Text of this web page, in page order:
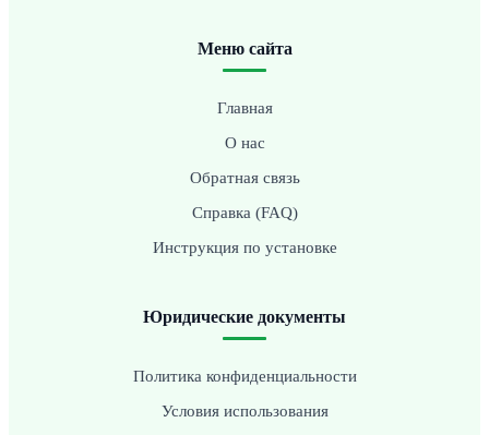
Меню сайта
Главная
О нас
Обратная связь
Справка (FAQ)
Инструкция по установке
Юридические документы
Политика конфиденциальности
Условия использования